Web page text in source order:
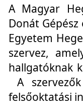
A Magyar
Donát
Egyetem
szervez,
hallgatóknak
A
felsőoktatási